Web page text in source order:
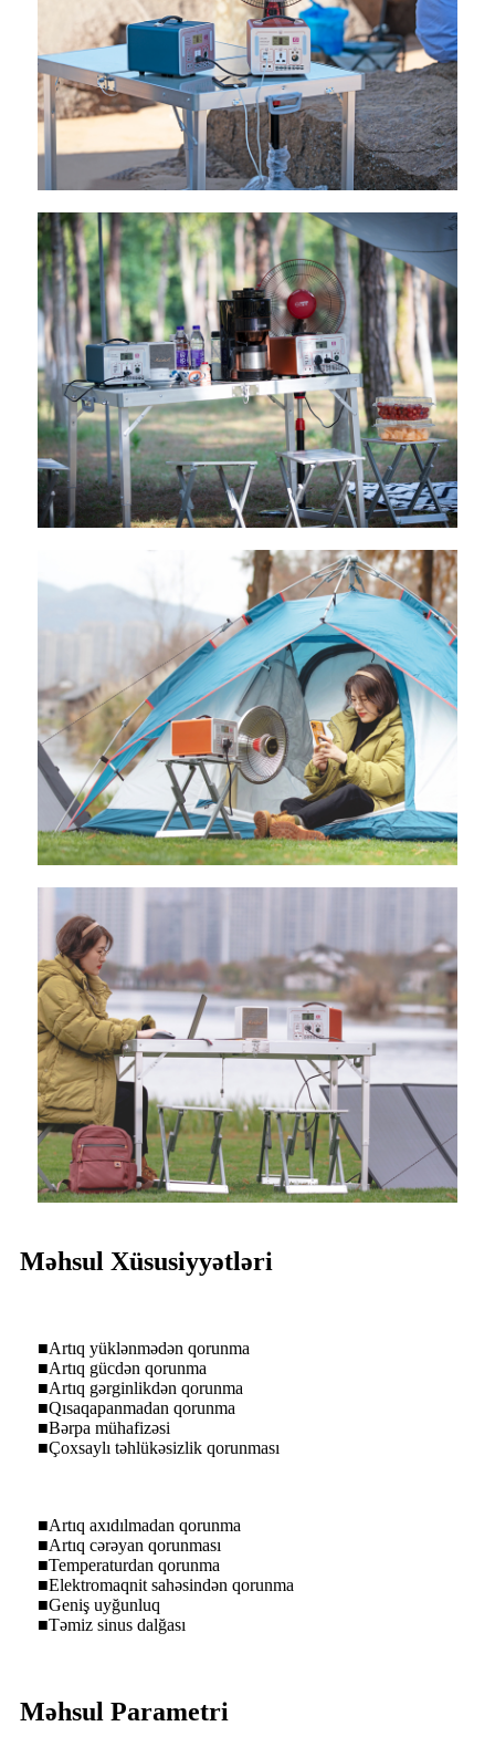
Məhsul Xüsusiyyətləri
■Artıq yüklənmədən qorunma
■Artıq gücdən qorunma
■Artıq gərginlikdən qorunma
■Qısaqapanmadan qorunma
■Bərpa mühafizəsi
■Çoxsaylı təhlükəsizlik qorunması
■Artıq axıdılmadan qorunma
■Artıq cərəyan qorunması
■Temperaturdan qorunma
■Elektromaqnit sahəsindən qorunma
■Geniş uyğunluq
■Təmiz sinus dalğası
Məhsul Parametri